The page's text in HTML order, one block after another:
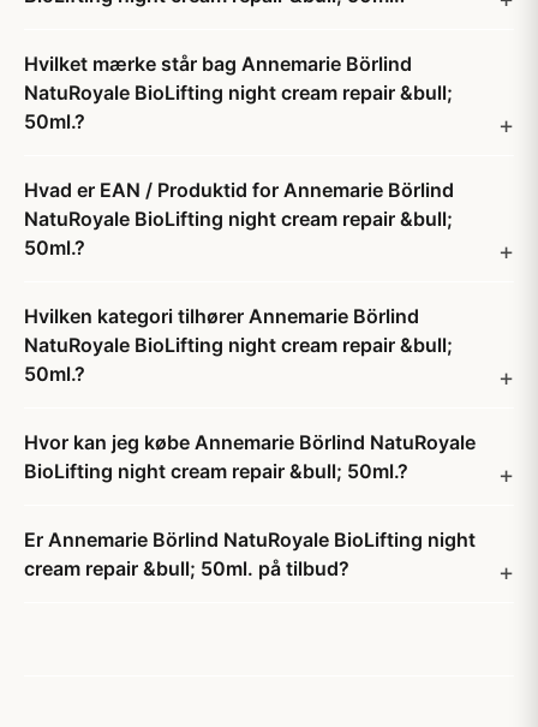
Hvilket mærke står bag Annemarie Börlind
NatuRoyale BioLifting night cream repair &bull;
50ml.?
Hvad er EAN / Produktid for Annemarie Börlind
NatuRoyale BioLifting night cream repair &bull;
50ml.?
Hvilken kategori tilhører Annemarie Börlind
NatuRoyale BioLifting night cream repair &bull;
50ml.?
Hvor kan jeg købe Annemarie Börlind NatuRoyale
BioLifting night cream repair &bull; 50ml.?
Er Annemarie Börlind NatuRoyale BioLifting night
cream repair &bull; 50ml. på tilbud?